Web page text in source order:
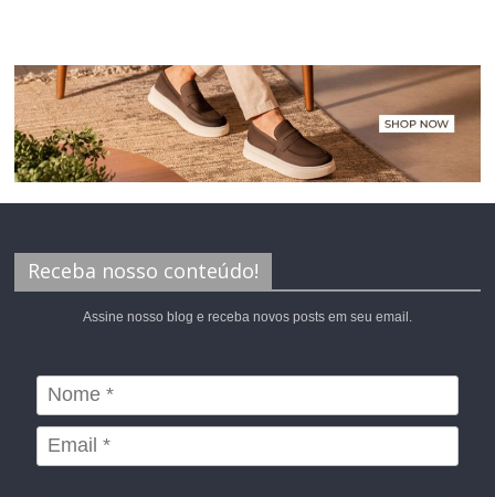
Receba nosso conteúdo!
Assine nosso blog e receba novos posts em seu email.